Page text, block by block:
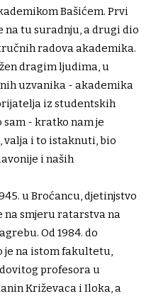
Bašićem. Prvi
na tu suradnju, a drugi dio
radova akademika.
dragim ljudima, u
uzvanika - akademika
iz studentskih
sam - kratko nam je
valja i to istaknuti, bio
i naših
u Broćancu, djetinjstvo
na smjeru ratarstva na
Od 1984. do
je na istom fakultetu,
profesora u
Križevaca i Iloka, a